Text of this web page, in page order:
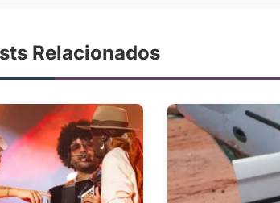
Relacionados